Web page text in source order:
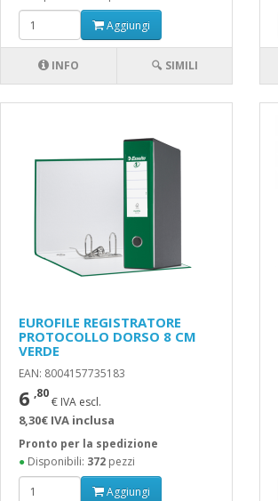
Aggiungi
INFO 🔍 SIMILI
EUROFILE REGISTRATORE
PROTOCOLLO DORSO 8 CM
VERDE
EAN: 8004157735183
6 ,80
€ IVA escl.
8,30€ IVA inclusa
Pronto per la spedizione
●Disponibili: 372pezzi
Aggiungi